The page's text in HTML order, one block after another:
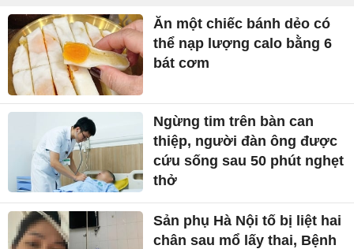
Ăn một chiếc bánh dẻo có
thể nạp lượng calo bằng 6
bát cơm
Ngừng tim trên bàn can
thiệp, người đàn ông được
cứu sống sau 50 phút nghẹt
thở
Sản phụ Hà Nội tố bị liệt hai
chân sau mổ lấy thai, Bệnh